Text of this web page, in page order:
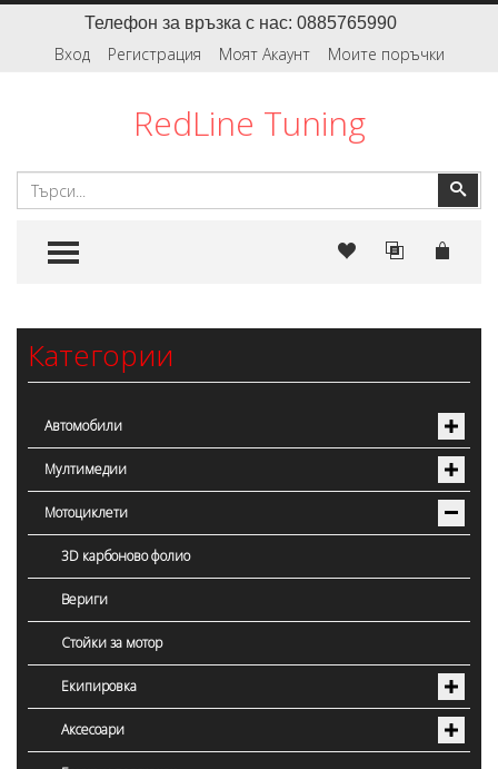
Телефон за връзка с нас: 0885765990
Вход Регистрация Моят Акаунт Моите поръчки
RedLine Tuning
TOGGLE MENU
Категории
Автомобили
Мултимедии
Мотоциклети
3D карбоново фолио
Вериги
Стойки за мотор
Екипировка
Аксесоари